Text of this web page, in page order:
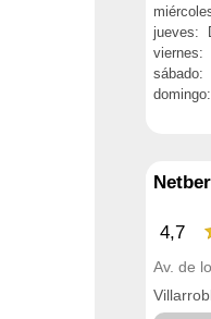
jueves:
viernes:
sábado:
4,7
Av. de